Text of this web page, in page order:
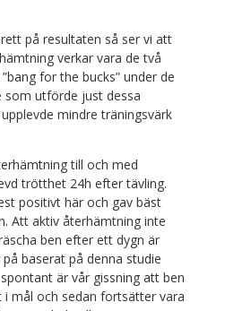
på resultaten så ser vi att
verkar vara de två
for the bucks” under de
som utförde just dessa
mindre träningsvärk
till och med
trötthet 24h efter tävling.
positivt här och gav bäst
Att aktiv återhämtning inte
ben efter ett dygn är
baserat på denna studie
är vår gissning att ben
i mål och sedan fortsätter vara